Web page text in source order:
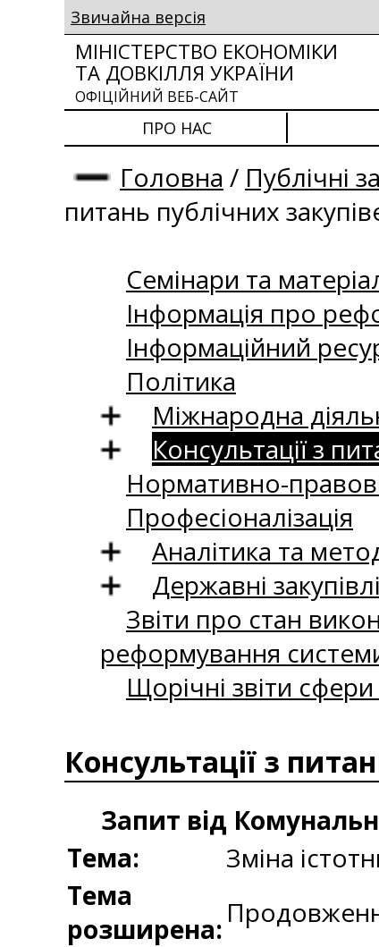
Звичайна версія
МІНІСТЕРСТВО ЕКОНОМІКИ
ТА ДОВКІЛЛЯ УКРАЇНИ
ОФІЦІЙНИЙ ВЕБ-САЙТ
ПРО НАС
Головна / Публічні
питань публічних
Семінари та
Інформація про
Інформаційний
Політика
Міжнародна
Консультації з
Нормативно-
Професіоналізація
Аналітика та
Державні
Звіти про стан
реформування
Щорічні звіти
Консультації з
Запит від
Тема:
Зміна
Тема
розширена: